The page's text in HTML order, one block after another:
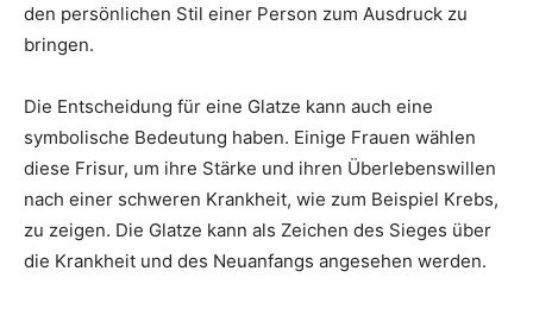
den persönlichen Stil einer Person zum Ausdruck zu
bringen.
Die Entscheidung für eine Glatze kann auch eine
symbolische Bedeutung haben. Einige Frauen wählen
diese Frisur, um ihre Stärke und ihren Überlebenswillen
nach einer schweren Krankheit, wie zum Beispiel Krebs,
zu zeigen. Die Glatze kann als Zeichen des Sieges über
die Krankheit und des Neuanfangs angesehen werden.